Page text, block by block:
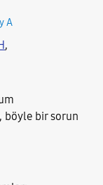
A
,
böyle bir sorun